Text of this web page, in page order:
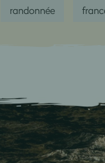
randonnée